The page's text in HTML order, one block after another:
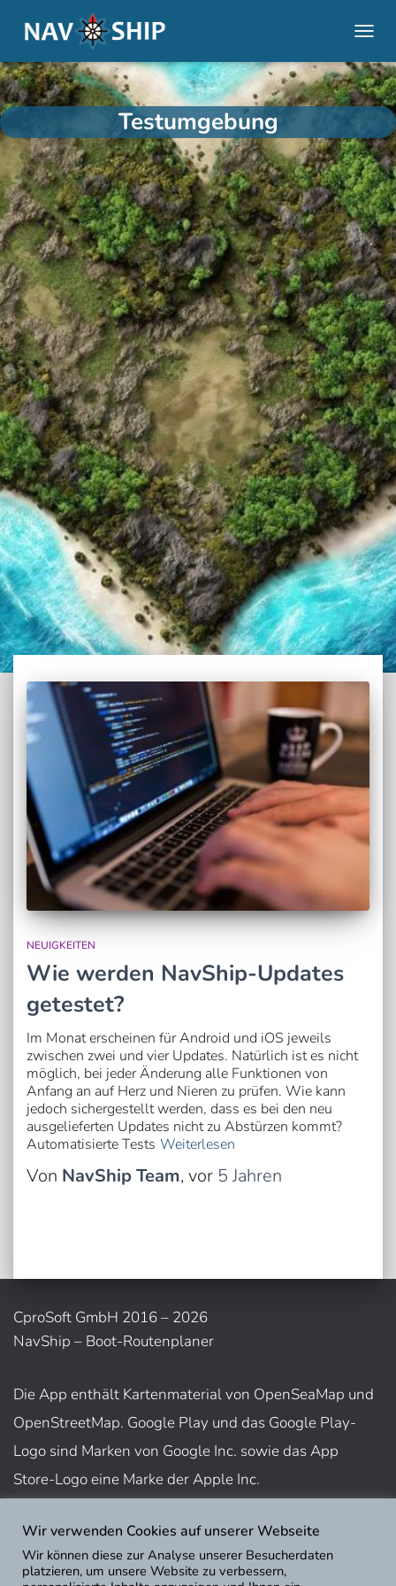
Testumgebung
NEUIGKEITEN
Wie werden NavShip-Updates
getestet?
Im Monat erscheinen für Android und iOS jeweils
zwischen zwei und vier Updates. Natürlich ist es nicht
möglich, bei jeder Änderung alle Funktionen von
Anfang an auf Herz und Nieren zu prüfen. Wie kann
jedoch sichergestellt werden, dass es bei den neu
ausgelieferten Updates nicht zu Abstürzen kommt?
Automatisierte Tests Weiterlesen
Von NavShip Team, vor 5 Jahren
CproSoft GmbH 2016 – 2026
NavShip – Boot-Routenplaner
Die App enthält Kartenmaterial von OpenSeaMap und
OpenStreetMap. Google Play und das Google Play-
Logo sind Marken von Google Inc. sowie das App
Store-Logo eine Marke der Apple Inc.
Nutzungsbedingungen
Impressum
Wir verwenden Cookies auf unserer Webseite
Wir können diese zur Analyse unserer Besucherdaten
platzieren, um unsere Website zu verbessern,